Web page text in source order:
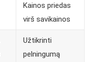
Kainos priedas
virš savikainos
Užtikrinti
pelningumą